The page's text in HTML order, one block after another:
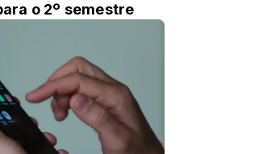
o 2º semestre